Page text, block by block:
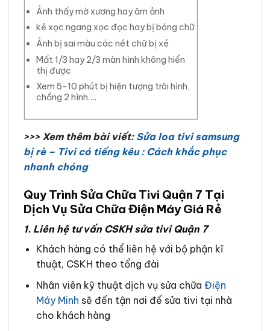
Ảnh thấy mờ xương hay âm ảnh
kẻ xọc ngang xọc đọc hay bị bóng chữ
Ảnh bị sai màu các nét chữ bị xé
Mất 1/3 hay 2/3 màn hình không hiển
thị được
Xem 5-10 phút bị hiện tượng trôi hình,
chồng 2 hình….
>>> Xem thêm bài viết: Sửa loa tivi samsung
bị rè – Tivi có tiếng kêu : Cách khắc phục
nhanh chóng
Quy Trình Sửa Chữa Tivi Quận 7 Tại
Dịch Vụ Sửa Chữa Điện Máy Giá Rẻ
1. Liên hệ tư vấn CSKH sửa tivi Quận 7
Khách hàng có thể liên hệ với bộ phận kĩ
thuật, CSKH theo tổng đài
Nhân viên kỹ thuật dịch vụ sửa chữa Điện
Máy Minh sẽ đến tận nơi để sửa tivi tại nhà
cho khách hàng